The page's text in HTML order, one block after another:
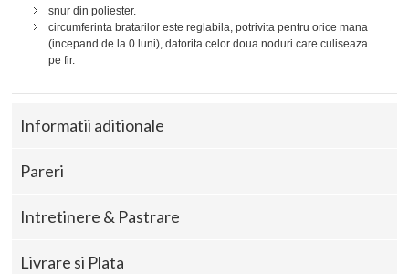
snur din poliester.
circumferinta bratarilor este reglabila, potrivita pentru orice mana
(incepand de la 0 luni), datorita celor doua noduri care culiseaza
pe fir.
Informatii aditionale
Pareri
Intretinere & Pastrare
Livrare si Plata